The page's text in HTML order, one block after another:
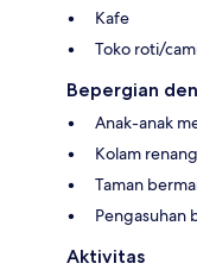
Kafe
Toko roti/
Bepergian
Anak-anak
Kolam
Taman
Pengasuhan
Aktivitas